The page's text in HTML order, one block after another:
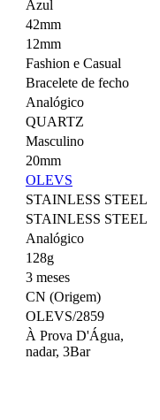
Azul
42mm
12mm
Fashion e Casual
Bracelete de fecho
Analógico
QUARTZ
Masculino
20mm
OLEVS
STAINLESS STEEL
STAINLESS STEEL
Analógico
128g
3 meses
CN (Origem)
OLEVS/2859
À Prova D'Água,
nadar, 3Bar